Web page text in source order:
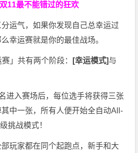
11最不能错过的狂欢
运气，如果你发现自己总幸运过
幸运赛就是你的最佳战场。
赛」共有两个阶段： [幸运模式]与
进入赛场后，每位选手将获得三张
中一张，所有人便开始全自动All-
挑战模式！
玩家都在同个起跑点，新手和大